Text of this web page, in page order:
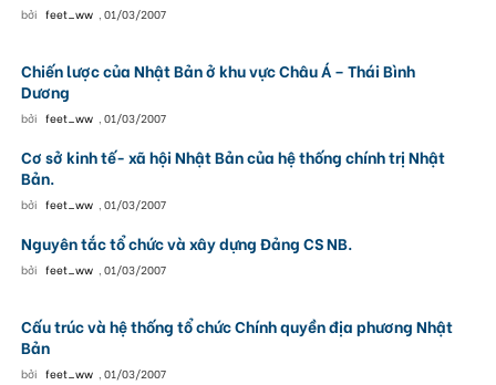
bởi feet_ww , 01/03/2007
Chiến lược của Nhật Bản ở khu vực Châu Á – Thái Bình
Dương
bởi feet_ww , 01/03/2007
Cơ sở kinh tế- xã hội Nhật Bản của hệ thống chính trị Nhật
Bản.
bởi feet_ww , 01/03/2007
Nguyên tắc tổ chức và xây dựng Đảng CS NB.
bởi feet_ww , 01/03/2007
Cấu trúc và hệ thống tổ chức Chính quyền địa phương Nhật
Bản
bởi feet_ww , 01/03/2007